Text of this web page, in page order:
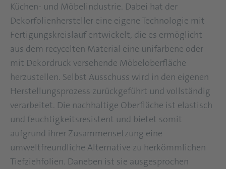
Küchen- und Möbelindustrie. Dabei hat der
Dekorfolienhersteller eine eigene Technologie mit
Fertigungskreislauf entwickelt, die es ermöglicht
aus dem recycelten Material eine unifarbene oder
mit Dekordruck versehende Möbeloberfläche
herzustellen. Selbst Ausschuss wird in den eigenen
Herstellungsprozess zurückgeführt und vollständig
verarbeitet. Die nachhaltige Oberfläche ist elastisch
und feuchtigkeitsresistent und bietet somit
aufgrund ihrer Zusammensetzung eine
umweltfreundliche Alternative zu herkömmlichen
Tiefziehfolien. Daneben ist sie ausgesprochen